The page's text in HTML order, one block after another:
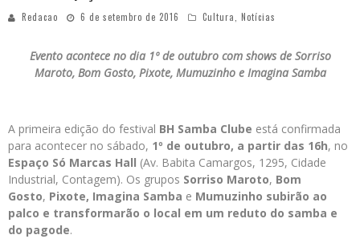
Redacao 6 de setembro de 2016 Cultura, Notícias
Evento acontece no dia 1º de outubro com shows de Sorriso
Maroto, Bom Gosto, Pixote, Mumuzinho e Imagina Samba
A primeira edição do festival BH Samba Clube está confirmada
para acontecer no sábado, 1º de outubro, a partir das 16h, no
Espaço Só Marcas Hall (Av. Babita Camargos, 1295, Cidade
Industrial, Contagem). Os grupos Sorriso Maroto, Bom
Gosto, Pixote, Imagina Samba e Mumuzinho subirão ao
palco e transformarão o local em um reduto do samba e
do pagode.